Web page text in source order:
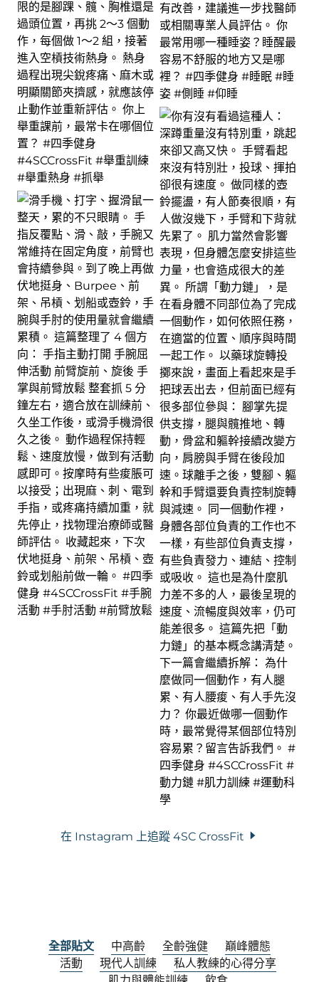
在 Instagram 上追蹤 4SC CrossFit
全部貼文 中高齡 全齡強健
巔峰體態
活動
現代人訓練
私人教練的心得分享